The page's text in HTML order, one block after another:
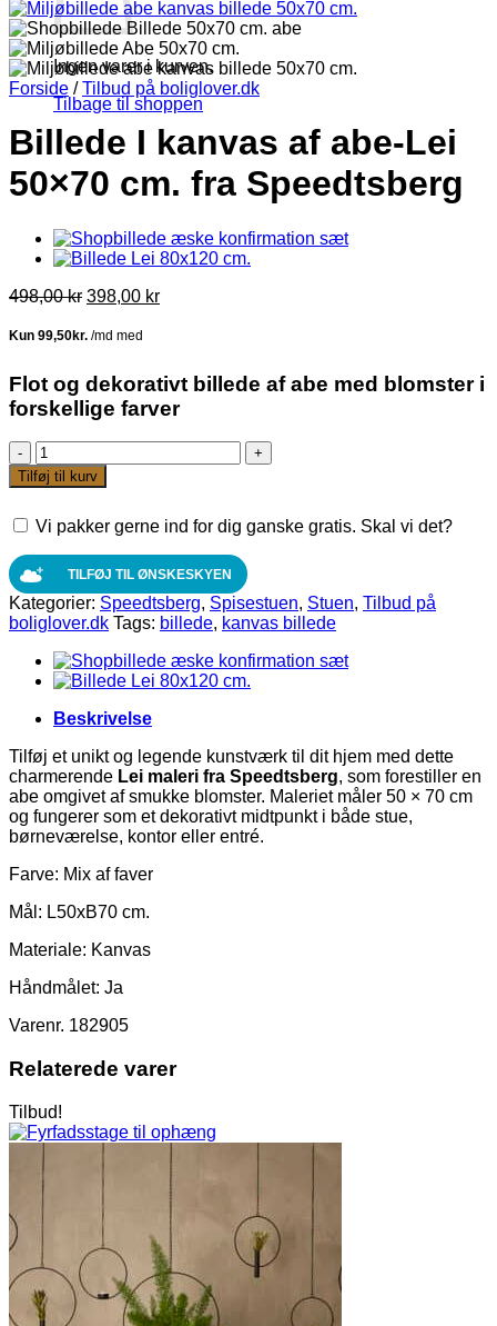
Ingen varer i kurven.
Tilbage til shoppen
Forside / Tilbud på boliglover.dk
Billede I kanvas af abe-Lei
50×70 cm. fra Speedtsberg
498,00kr Den
pris
498,00 kr.
398,00 krDen
398,00 kr.
Flot og dekorativt billede af abe med blomster i
forskellige farver
Billede
I
kanvas
abe-
50x70
cm.
fra
Speedtsberg
antal
Tilføj til kurv
Vi pakker gerne ind for dig ganske gratis. Skal vi det?
TILFØJ TIL ØNSKESKYEN
Kategorier: Speedtsberg, Spisestuen, Stuen, Tilbud på
boliglover.dk Tags: billede, kanvas billede
Beskrivelse
Tilføj et unikt og legende kunstværk til dit hjem med dette
charmerende Lei maleri fra Speedtsberg, som forestiller en
abe omgivet af smukke blomster. Maleriet måler 50 × 70 cm
og fungerer som et dekorativt midtpunkt i både stue,
børneværelse, kontor eller entré.
Farve: Mix af faver
Mål: L50xB70 cm.
Materiale: Kanvas
Håndmålet: Ja
Varenr. 182905
Relaterede varer
Tilbud!